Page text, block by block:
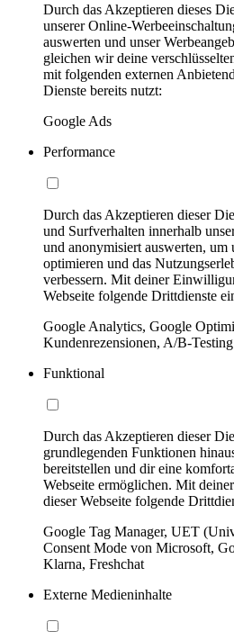
Durch das Akzeptieren dieses
unserer Online-
auswerten und unser
gleichen wir deine
mit folgenden externen
Dienste bereits nutzt:
Google Ads
Performance
Durch das Akzeptieren dieser
und Surfverhalten innerhalb
und anonymisiert auswerten, um
optimieren und das
verbessern. Mit deiner
Webseite folgende Drittdienste
Google Analytics, Google
Kundenrezensionen, A/B-Testing
Funktional
Durch das Akzeptieren dieser
grundlegenden Funktionen
bereitstellen und dir eine
Webseite ermöglichen. Mit
dieser Webseite folgende
Google Tag Manager, UET
Consent Mode von Microsoft,
Klarna, Freshchat
Externe Medieninhalte